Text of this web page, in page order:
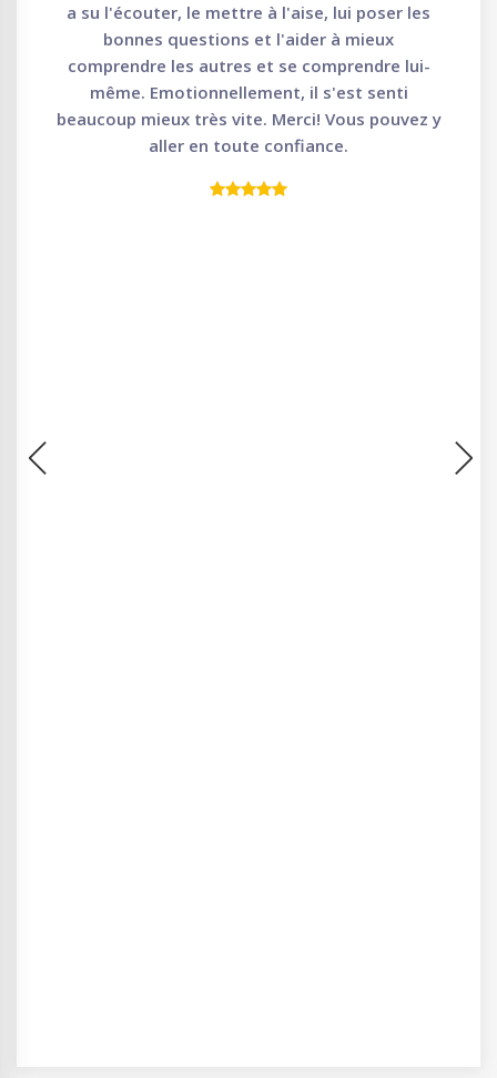
a su l'écouter, le mettre à l'aise, lui poser les
bonnes questions et l'aider à mieux
comprendre les autres et se comprendre lui-
même. Emotionnellement, il s'est senti
beaucoup mieux très vite. Merci! Vous pouvez y
aller en toute confiance.